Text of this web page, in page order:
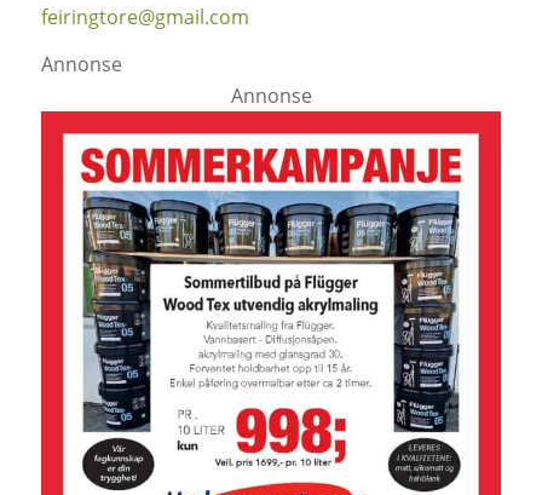
feiringtore@gmail.com
Annonse
Annonse